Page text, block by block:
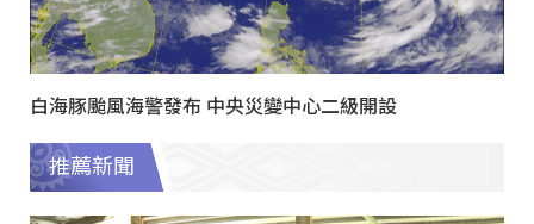
白海豚颱風海警發布 中央災變中心二級開設
推薦新聞